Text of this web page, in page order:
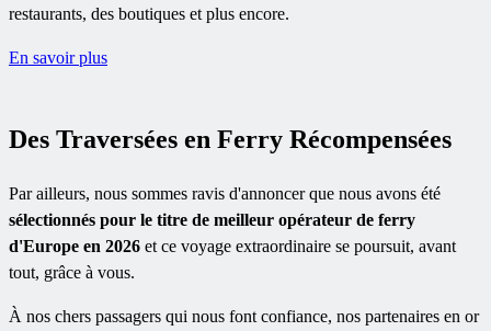
restaurants, des boutiques et plus encore.
En savoir plus
Des Traversées en Ferry Récompensées
Par ailleurs, nous sommes ravis d'annoncer que nous avons été
sélectionnés pour le titre de meilleur opérateur de ferry
d'Europe en 2026 et ce voyage extraordinaire se poursuit, avant
tout, grâce à vous.
À nos chers passagers qui nous font confiance, nos partenaires en or